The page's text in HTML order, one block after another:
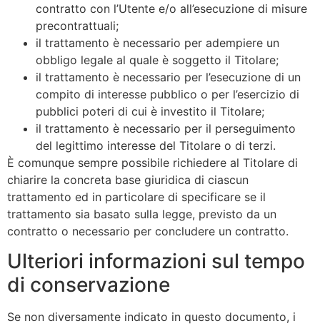
contratto con l’Utente e/o all’esecuzione di misure
precontrattuali;
il trattamento è necessario per adempiere un
obbligo legale al quale è soggetto il Titolare;
il trattamento è necessario per l’esecuzione di un
compito di interesse pubblico o per l’esercizio di
pubblici poteri di cui è investito il Titolare;
il trattamento è necessario per il perseguimento
del legittimo interesse del Titolare o di terzi.
È comunque sempre possibile richiedere al Titolare di
chiarire la concreta base giuridica di ciascun
trattamento ed in particolare di specificare se il
trattamento sia basato sulla legge, previsto da un
contratto o necessario per concludere un contratto.
Ulteriori informazioni sul tempo
di conservazione
Se non diversamente indicato in questo documento, i